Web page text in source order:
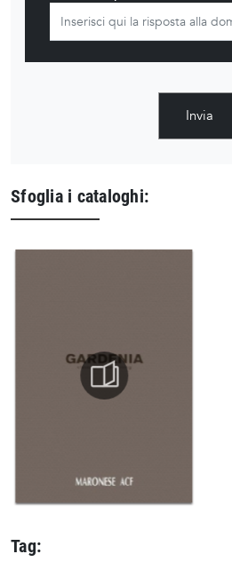
Invia
Sfoglia i cataloghi:
Tag: